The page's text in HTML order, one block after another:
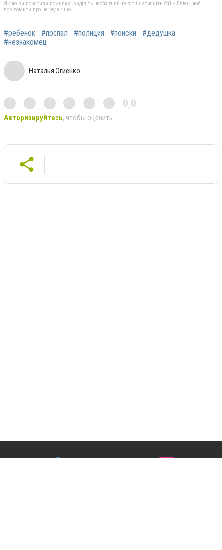
Якщо ви помітили помилку, виділіть необхідний текст і натисніть Ctrl + Enter, щоб
повідомити про це редакцію
#ребенок #пропал #полиция #поиски
#дедушка
#незнакомец
Наталья Огиенко
0,0
Авторизируйтесь, чтобы оценить